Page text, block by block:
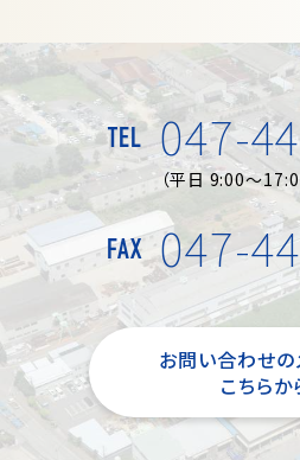
TEL 047-
（平日 9:00～
FAX 047-
お問い合わせ
こちらか